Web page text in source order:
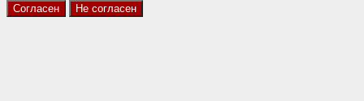
Согласен Не согласен